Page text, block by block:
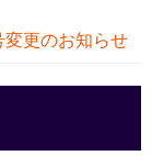
更のお知らせ